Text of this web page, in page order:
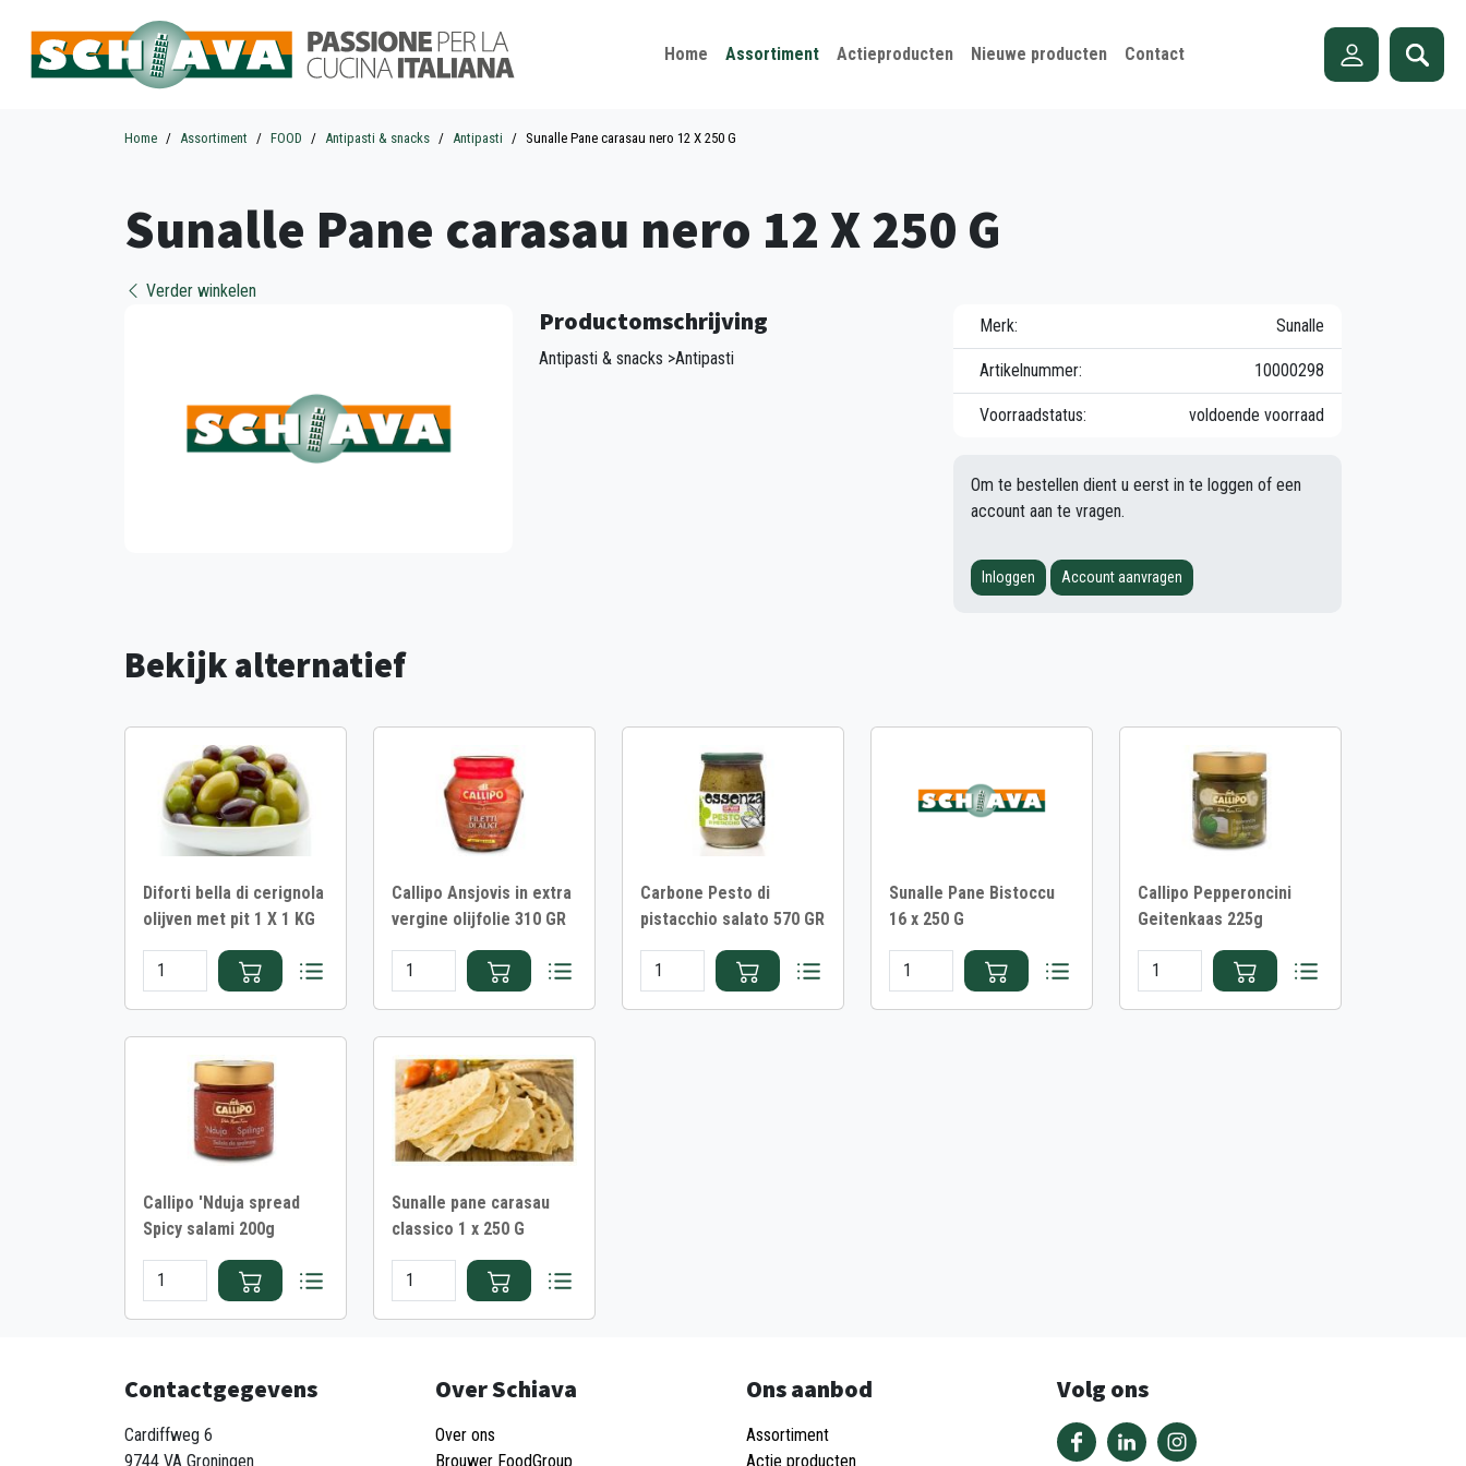
Home Assortiment Actieproducten Nieuwe producten Contact
Home Assortiment FOOD Antipasti & snacks Antipasti Sunalle Pane carasau nero 12 X 250 G
Sunalle Pane carasau nero 12 X 250 G
Verder winkelen
Productomschrijving
Antipasti & snacks >Antipasti
Merk: Sunalle
Artikelnummer: 10000298
Voorraadstatus: voldoende voorraad
Om te bestellen dient u eerst in te loggen of een
account aan te vragen.
Inloggen Account aanvragen
Bekijk alternatief
Diforti bella di cerignola
olijven met pit 1 X 1 KG
Callipo Ansjovis in extra
vergine olijfolie 310 GR
Carbone Pesto di
pistacchio salato 570 GR
Sunalle Pane Bistoccu
16 x 250 G
Callipo Pepperoncini
Geitenkaas 225g
Callipo 'Nduja spread
Spicy salami 200g
Sunalle pane carasau
classico 1 x 250 G
Contactgegevens
Cardiffweg 6
9744 VA Groningen
Over Schiava
Over ons
Brouwer FoodGroup
Ons aanbod
Assortiment
Actie producten
Volg ons